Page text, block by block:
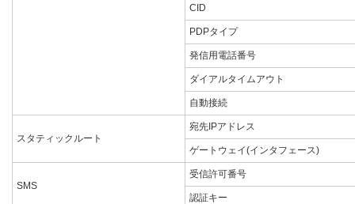
CID
PDPタイプ
発信用電話番号
ダイアルタイムアウト
自動接続
スタティックルート
宛先IPアドレス
ゲートウェイ(インタフェース)
SMS
受信許可番号
認証キー